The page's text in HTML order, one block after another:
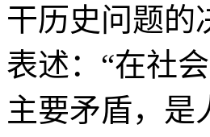
干历史问题的
表述：“在社
主要矛盾，是